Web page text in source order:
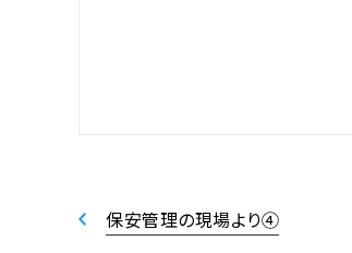
保安管理の現場より④